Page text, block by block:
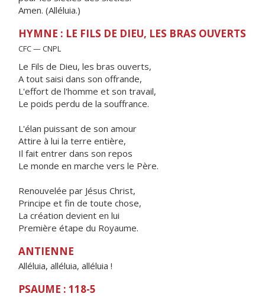
Amen. (Alléluia.)
HYMNE : LE FILS DE DIEU, LES BRAS OUVERTS
CFC — CNPL
Le Fils de Dieu, les bras ouverts,
A tout saisi dans son offrande,
L'effort de l'homme et son travail,
Le poids perdu de la souffrance.
L'élan puissant de son amour
Attire à lui la terre entière,
Il fait entrer dans son repos
Le monde en marche vers le Père.
Renouvelée par Jésus Christ,
Principe et fin de toute chose,
La création devient en lui
Première étape du Royaume.
ANTIENNE
Alléluia, alléluia, alléluia !
PSAUME : 118-5